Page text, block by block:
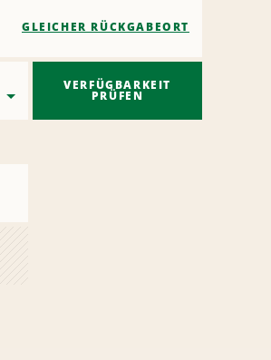
GLEICHER RÜCKGABEORT
VERFÜGBARKEIT
PRÜFEN